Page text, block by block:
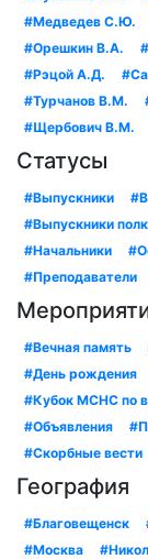
#Медведев С.Ю.
#Орешкин В.А.
#Рэцой А.Д.
#Турчанов В.М.
#Щербович В.М.
Статусы
#Выпускники
#Выпускники
#Начальники
#Преподаватели
#Вечная память
#День рождения
#Кубок МСНС по
#Объявления
#Скорбные вести
География
#Благовещенск
#Москва